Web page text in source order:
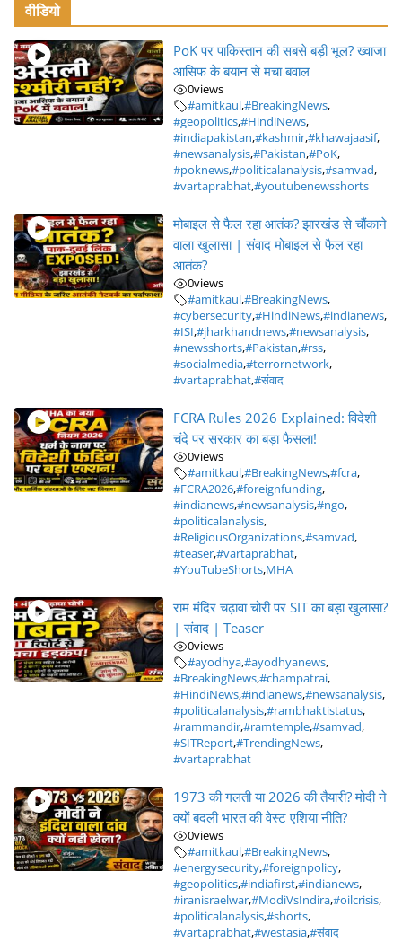
वीडियो
PoK पर पाकिस्तान की सबसे बड़ी भूल? ख्वाजा
आसिफ के बयान से मचा बवाल
0views
#amitkaul,#BreakingNews,
#geopolitics,#HindiNews,
#indiapakistan,#kashmir,#khawajaasif,
#newsanalysis,#Pakistan,#PoK,
#poknews,#politicalanalysis,#samvad,
#vartaprabhat,#youtubenewsshorts
मोबाइल से फैल रहा आतंक? झारखंड से चौंकाने
वाला खुलासा | संवाद मोबाइल से फैल रहा
आतंक?
0views
#amitkaul,#BreakingNews,
#cybersecurity,#HindiNews,#indianews,
#ISI,#jharkhandnews,#newsanalysis,
#newsshorts,#Pakistan,#rss,
#socialmedia,#terrornetwork,
#vartaprabhat,#संवाद
FCRA Rules 2026 Explained: विदेशी
चंदे पर सरकार का बड़ा फैसला!
0views
#amitkaul,#BreakingNews,#fcra,
#FCRA2026,#foreignfunding,
#indianews,#newsanalysis,#ngo,
#politicalanalysis,
#ReligiousOrganizations,#samvad,
#teaser,#vartaprabhat,
#YouTubeShorts,MHA
राम मंदिर चढ़ावा चोरी पर SIT का बड़ा खुलासा?
| संवाद | Teaser
0views
#ayodhya,#ayodhyanews,
#BreakingNews,#champatrai,
#HindiNews,#indianews,#newsanalysis,
#politicalanalysis,#rambhaktistatus,
#rammandir,#ramtemple,#samvad,
#SITReport,#TrendingNews,
#vartaprabhat
1973 की गलती या 2026 की तैयारी? मोदी ने
क्यों बदली भारत की वेस्ट एशिया नीति?
0views
#amitkaul,#BreakingNews,
#energysecurity,#foreignpolicy,
#geopolitics,#indiafirst,#indianews,
#iranisraelwar,#ModiVsIndira,#oilcrisis,
#politicalanalysis,#shorts,
#vartaprabhat,#westasia,#संवाद